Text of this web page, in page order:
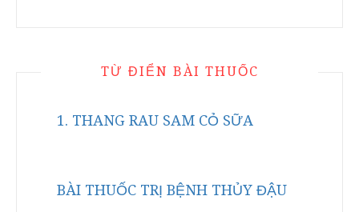
TỪ ĐIỂN BÀI THUỐC
1. THANG RAU SAM CỎ SỮA
BÀI THUỐC TRỊ BỆNH THỦY ĐẬU